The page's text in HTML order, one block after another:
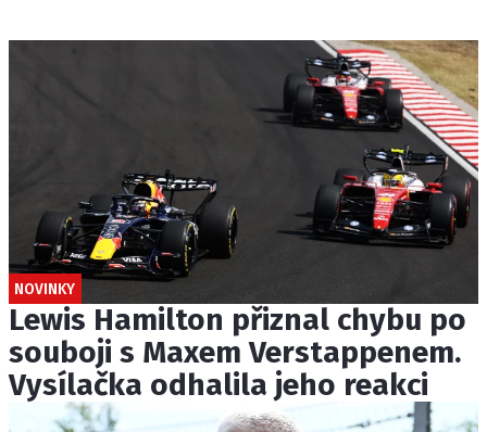
NOVINKY
Lewis Hamilton přiznal chybu po
souboji s Maxem Verstappenem.
Vysílačka odhalila jeho reakci